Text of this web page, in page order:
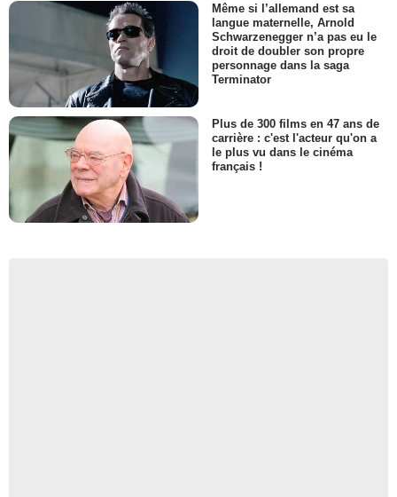
Même si l’allemand est sa
langue maternelle, Arnold
Schwarzenegger n’a pas eu le
droit de doubler son propre
personnage dans la saga
Terminator
Plus de 300 films en 47 ans de
carrière : c'est l'acteur qu'on a
le plus vu dans le cinéma
français !